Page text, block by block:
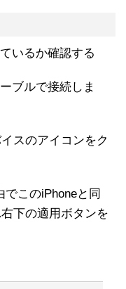
いるか確認する
ブルで接続しま
スのアイコンをク
このiPhoneと同
下の適用ボタンを